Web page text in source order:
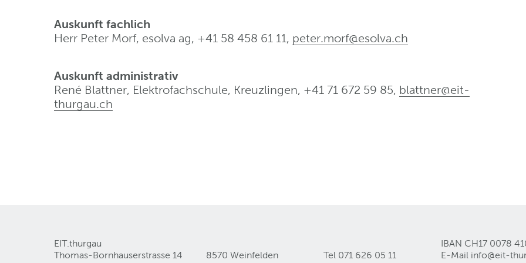
Auskunft fachlich
Herr Peter Morf, esolva ag, +41 58 458 61 11, peter.morf@esolva.ch
Auskunft administrativ
René Blattner, Elektrofachschule, Kreuzlingen, +41 71 672 59 85, blattner@eit-
thurgau.ch
EIT.thurgau
Thomas-Bornhauserstrasse 14
8570 Weinfelden Tel 071 626 05 11
IBAN CH17 0078
E-Mail info@eit-